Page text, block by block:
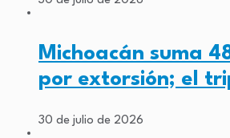
Michoacán suma
por extorsión; el
30 de julio de 2026